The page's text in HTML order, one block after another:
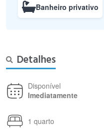
Banheiro privativo
Detalhes
Disponível
Imediatamente
1 quarto